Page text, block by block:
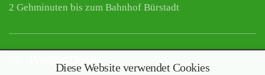
2 Gehminuten bis zum Bahnhof Bürstadt
Diese Website verwendet Cookies